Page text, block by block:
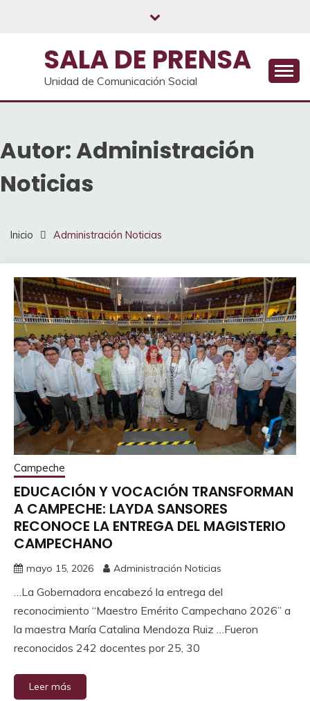
SALA DE PRENSA
Unidad de Comunicación Social
Autor:Administración
Noticias
Inicio Administración Noticias
Campeche
EDUCACIÓN Y VOCACIÓN TRANSFORMAN
A CAMPECHE: LAYDA SANSORES
RECONOCE LA ENTREGA DEL MAGISTERIO
CAMPECHANO
mayo 15, 2026 Administración Noticias
…La Gobernadora encabezó la entrega del
reconocimiento “Maestro Emérito Campechano 2026” a
la maestra María Catalina Mendoza Ruiz …Fueron
reconocidos 242 docentes por 25, 30
Leer más